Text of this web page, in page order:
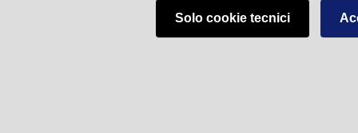
Solo cookie tecnici